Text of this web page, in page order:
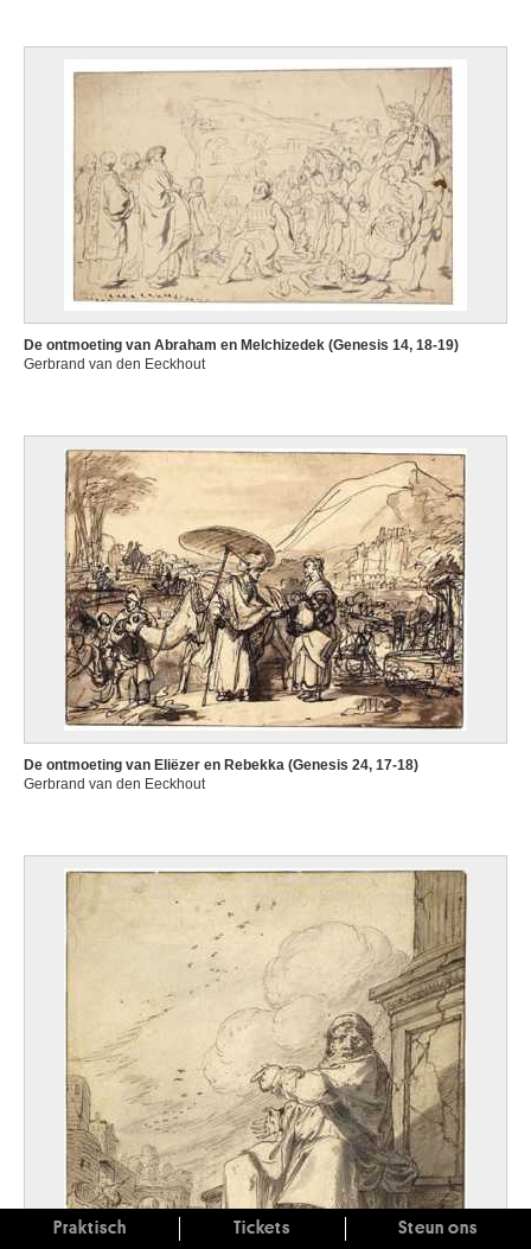
De ontmoeting van Abraham en Melchizedek (Genesis 14, 18-19)
Gerbrand van den Eeckhout
De ontmoeting van Eliëzer en Rebekka (Genesis 24, 17-18)
Gerbrand van den Eeckhout
Praktisch Tickets Steun ons